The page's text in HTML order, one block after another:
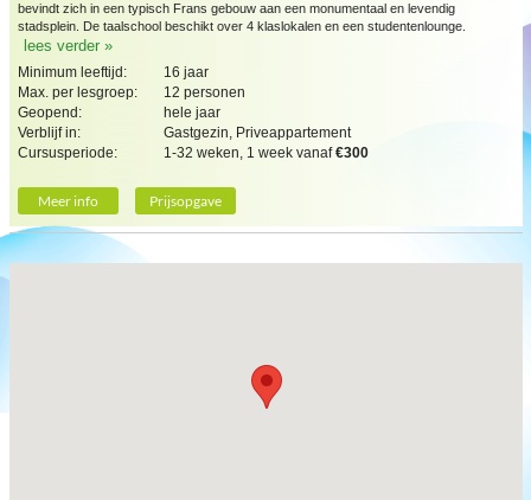
bevindt zich in een typisch Frans gebouw aan een monumentaal en levendig
stadsplein. De taalschool beschikt over 4 klaslokalen en een studentenlounge.
lees verder »
Minimum leeftijd:
16 jaar
Max. per lesgroep:
12 personen
Geopend:
hele jaar
Verblijf in:
Gastgezin, Priveappartement
Cursusperiode:
1-32 weken, 1 week vanaf€300
Meer info Prijsopgave